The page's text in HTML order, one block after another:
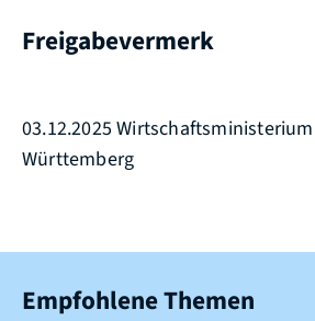
Freigabevermerk
03.12.2025
Württemberg
Empfohlene Themen